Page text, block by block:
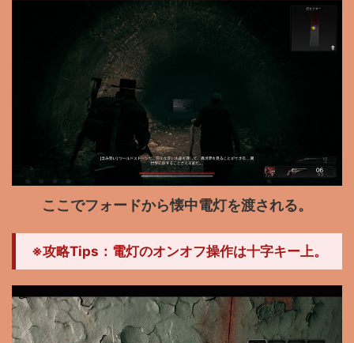
ここでフォードから懐中電灯を渡される。
※攻略Tips：電灯のオンオフ操作は十字キー上。